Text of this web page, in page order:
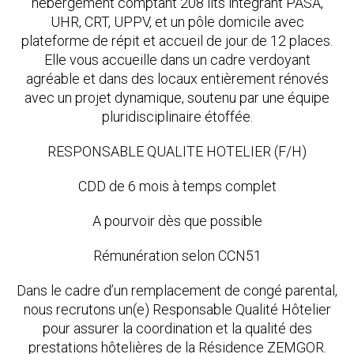
UHR, CRT, UPPV, et un pôle domicile avec
plateforme de répit et accueil de jour de 12 places.
Elle vous accueille dans un cadre verdoyant
agréable et dans des locaux entièrement rénovés
avec un projet dynamique, soutenu par une équipe
pluridisciplinaire étoffée.
RESPONSABLE QUALITE HOTELIER (F/H)
CDD de 6 mois à temps complet
A pourvoir dès que possible
Rémunération selon CCN51
Dans le cadre d’un remplacement de congé parental,
nous recrutons un(e) Responsable Qualité Hôtelier
pour assurer la coordination et la qualité des
prestations hôtelières de la Résidence ZEMGOR.